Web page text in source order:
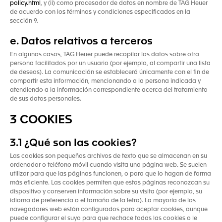
policy.html , y (ii) como procesador de datos en nombre de TAG Heuer
de acuerdo con los términos y condiciones especificados en la
sección 9.
e. Datos relativos a terceros
En algunos casos, TAG Heuer puede recopilar los datos sobre otra
persona facilitados por un usuario (por ejemplo, al compartir una lista
de deseos). La comunicación se establecerá únicamente con el fin de
compartir esta información, mencionando a la persona indicada y
atendiendo a la información correspondiente acerca del tratamiento
de sus datos personales.
3 COOKIES
3.1 ¿Qué son las cookies?
Las cookies son pequeños archivos de texto que se almacenan en su
ordenador o teléfono móvil cuando visita una página web. Se suelen
utilizar para que las páginas funcionen, o para que lo hagan de forma
más eficiente. Las cookies permiten que estas páginas reconozcan su
dispositivo y conserven información sobre su visita (por ejemplo, su
idioma de preferencia o el tamaño de la letra). La mayoría de los
navegadores web están configurados para aceptar cookies, aunque
puede configurar el suyo para que rechace todas las cookies o le